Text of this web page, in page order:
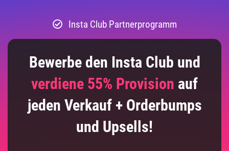
Insta Club Partnerprogramm
Bewerbe den Insta Club und
verdiene 55% Provision auf
jeden Verkauf + Orderbumps
und Upsells!